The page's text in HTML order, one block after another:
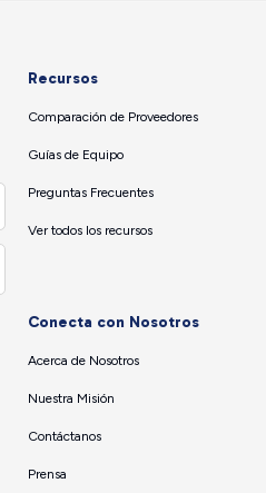
Recursos
Comparación de Proveedores
Guías de Equipo
Preguntas Frecuentes
Ver todos los recursos
Conecta con Nosotros
Acerca de Nosotros
Nuestra Misión
Contáctanos
Prensa